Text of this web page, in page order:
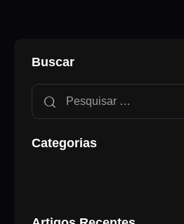
Buscar
Categorias